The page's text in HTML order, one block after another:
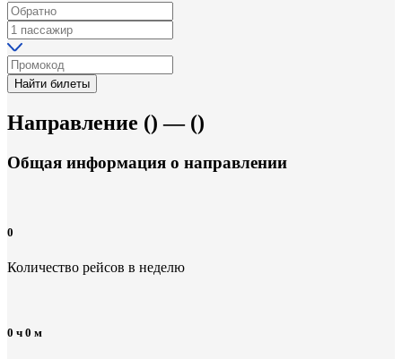
Найти билеты
Направление () — ()
Общая информация о направлении
0
Количество рейсов в неделю
0 ч 0 м